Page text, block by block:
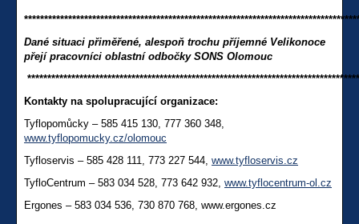
Dané situaci přiměřené, alespoň trochu příjemné Velikonoce
přejí pracovníci oblastní odbočky SONS Olomouc
Kontakty na spolupracující organizace:
Tyflopomůcky – 585 415 130, 777 360 348,
www.tyflopomucky.cz/olomouc
Tyfloservis – 585 428 111, 773 227 544, www.tyfloservis.cz
TyfloCentrum – 583 034 528, 773 642 932, www.tyflocentrum-ol.cz
Ergones – 583 034 536, 730 870 768, www.ergones.cz